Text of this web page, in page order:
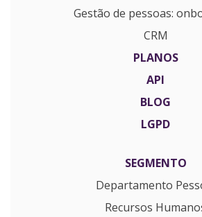
Gestão de pessoas:
CRM
PLANOS
API
BLOG
LGPD
SEGMENTO
Departamento
Recursos